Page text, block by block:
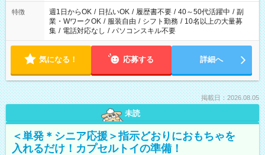
特徴 週1日からOK / 日払いOK / 履歴書不要 / 40～50代活躍中 / 副
業・WワークOK / 服装自由 / シフト勤務 / 10名以上の大量募
集 / 電話対応なし / パソコンスキル不要
気になる！ 応募する 詳細へ
掲載日：2026.08.05
未読
＜単発＊シニア応援＞指示どおりにおもちゃを
入れるだけ！カプセルトイの準備！